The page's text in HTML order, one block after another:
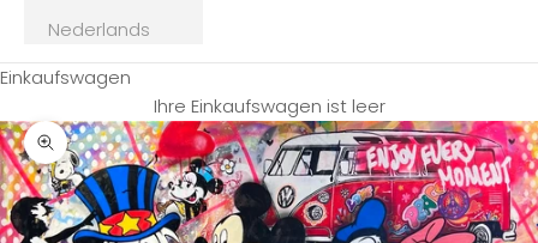
Nederlands
Einkaufswagen
Ihre Einkaufswagen ist leer
Bild vergrößern